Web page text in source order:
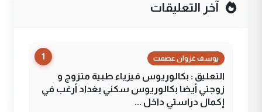
آخر التعليقات
1 يوسف غزوان عصمت
التعليق : بكالوريوس فيزياء طبية متزوج و
زوجتي أيضا بكالوريوس سكني بغداد أرغب في
إكمال دراستي داخل ...